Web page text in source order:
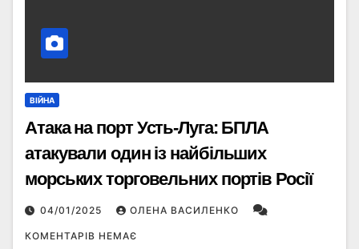
ВІЙНА
Атака на порт Усть-Луга: БПЛА
атакували один із найбільших
морських торговельних портів Росії
04/01/2025 ОЛЕНА ВАСИЛЕНКО
КОМЕНТАРІВ НЕМАЄ